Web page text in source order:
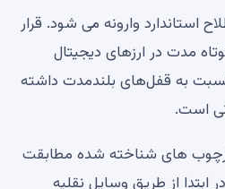
استاندارد وارونه می شود. قرار
مدت در ارزهای دیجیتال
به قفل‌های بلندمدت داشته
است.
های شناخته شده مطابقت
ابتدا از طریق وسایل نقلیه